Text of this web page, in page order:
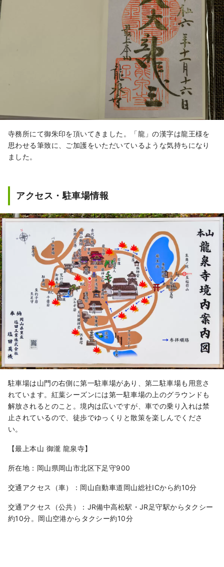
寺務所にて御朱印を頂いてきました。「龍」の漢字は龍王様を
思わせる筆致に、ご加護をいただいているような気持ちになり
ました。
アクセス・駐車場情報
駐車場は山門の右側に第一駐車場があり、第二駐車場も用意さ
れています。紅葉シーズンには第一駐車場の上のグラウンドも
解放されるとのこと。境内は広いですが、車での乗り入れは禁
止されているので、徒歩でゆっくりと散策を楽しんでくださ
い。
【最上本山 御瀧 龍泉寺】
所在地：岡山県岡山市北区下足守900
交通アクセス（車）：岡山自動車道岡山総社ICから約10分
交通アクセス（公共）：JR備中高松駅・JR足守駅からタクシー
約10分。岡山空港からタクシー約10分